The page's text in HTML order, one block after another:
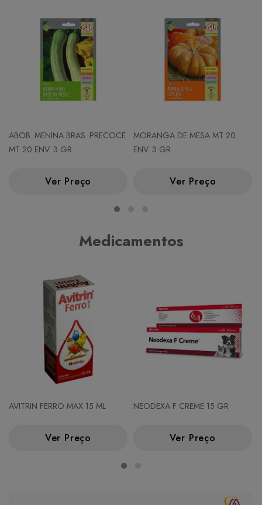
ABOB. MENINA BRAS. PRECOCE
MT 20 ENV. 3 GR
Ver Preço
MORANGA DE MESA MT 20
ENV. 3 GR
Ver Preço
Medicamentos
AVITRIN FERRO MAX 15 ML
Ver Preço
NEODEXA F CREME 15 GR
Ver Preço